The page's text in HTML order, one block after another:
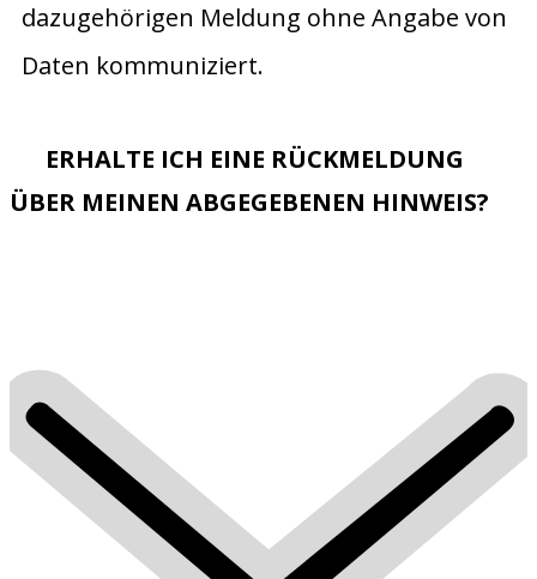
dazugehörigen Meldung ohne Angabe von
Daten kommuniziert.
ERHALTE ICH EINE RÜCKMELDUNG
ÜBER MEINEN ABGEGEBENEN HINWEIS?